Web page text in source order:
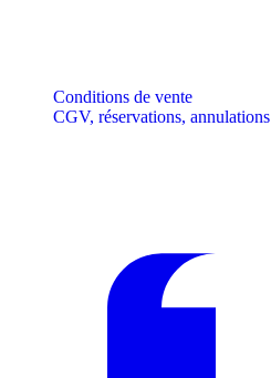
Conditions de vente
CGV, réservations, annulations